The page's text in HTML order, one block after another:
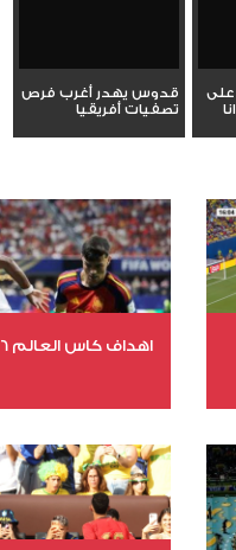
قدوس يهدر أغرب فرص
تصفيات أفريقيا
اهداف كاس العالم 2026
عدد المشاهدات 1983